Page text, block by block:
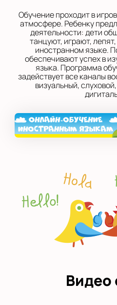
Обучение проходит в
атмосфере. Ребенку
деятельности: дети
танцуют, играют,
иностранном языке.
обеспечивают успех в
языка. Программа
задействует все каналы
визуальный,
Видео